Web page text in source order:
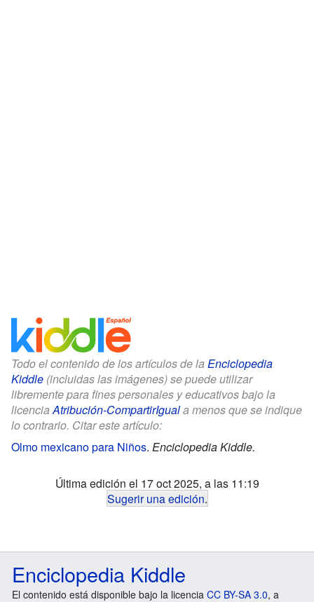
Todo el contenido de los artículos de la Enciclopedia
Kiddle (incluidas las imágenes) se puede utilizar
libremente para fines personales y educativos bajo la
licencia Atribución-CompartirIguala menos que se indique
lo contrario. Citar este artículo:
Olmo mexicano para Niños. Enciclopedia Kiddle.
Última edición el 17 oct 2025, a las 11:19
Sugerir una edición.
Enciclopedia Kiddle
El contenido está disponible bajo la licencia CC BY-SA 3.0, a